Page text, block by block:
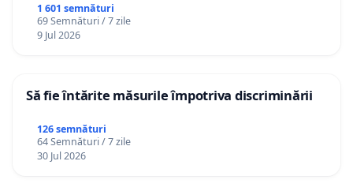
1 601 semnături
69 Semnături / 7 zile
9 Jul 2026
Să fie întărite măsurile împotriva discriminării
126 semnături
64 Semnături / 7 zile
30 Jul 2026